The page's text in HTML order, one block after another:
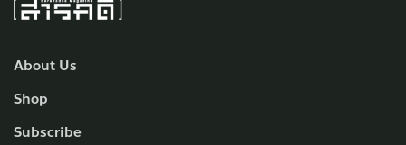
About Us
Shop
Subscribe